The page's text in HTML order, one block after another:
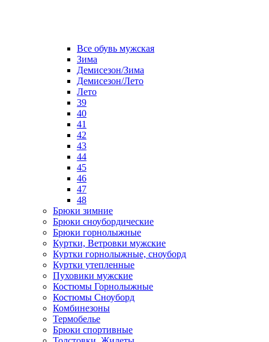
Все обувь мужская
Зима
Демисезон/Зима
Демисезон/Лето
Лето
39
40
41
42
43
44
45
46
47
48
Брюки зимние
Брюки сноубордические
Брюки горнолыжные
Куртки, Ветровки мужские
Куртки горнолыжные, сноуборд
Куртки утепленные
Пуховики мужские
Костюмы Горнолыжные
Костюмы Сноуборд
Комбинезоны
Термобелье
Брюки спортивные